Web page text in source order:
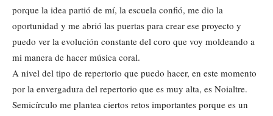
porque la idea partió de mí, la escuela confió, me dio la
oportunidad y me abrió las puertas para crear ese proyecto y
puedo ver la evolución constante del coro que voy moldeando a
mi manera de hacer música coral.
A nivel del tipo de repertorio que puedo hacer, en este momento
por la envergadura del repertorio que es muy alta, es Noialtre.
Semicírculo me plantea ciertos retos importantes porque es un